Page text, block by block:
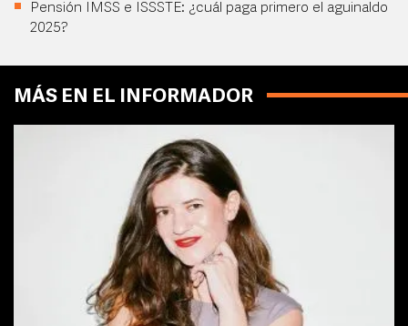
Pensión IMSS e ISSSTE: ¿cuál paga primero el aguinaldo
2025?
MÁS EN EL INFORMADOR